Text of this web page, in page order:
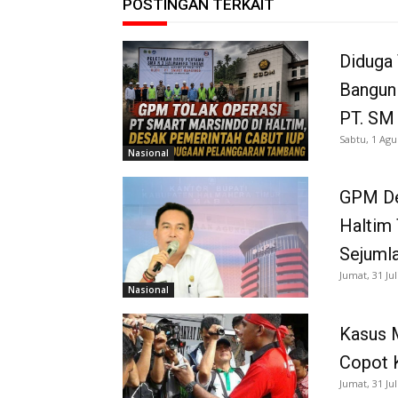
POSTINGAN TERKAIT
Nasional
PT. SM
Sabtu, 1
Nasional
GPM
Haltim
Jumat, 31
Kasus
Copot
Jumat, 31